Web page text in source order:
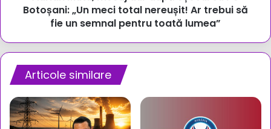
meci
Ar
să
fie
un
semnal
pentru
Botoșani: „Un meci total nereușit! Ar trebui să
fie un semnal pentru toată lumea”
Articole similare